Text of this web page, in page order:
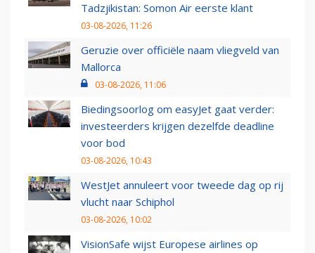
Tadzjikistan: Somon Air eerste klant
03-08-2026, 11:26
Geruzie over officiële naam vliegveld van
Mallorca
03-08-2026, 11:06
Biedingsoorlog om easyJet gaat verder:
investeerders krijgen dezelfde deadline
voor bod
03-08-2026, 10:43
WestJet annuleert voor tweede dag op rij
vlucht naar Schiphol
03-08-2026, 10:02
VisionSafe wijst Europese airlines op